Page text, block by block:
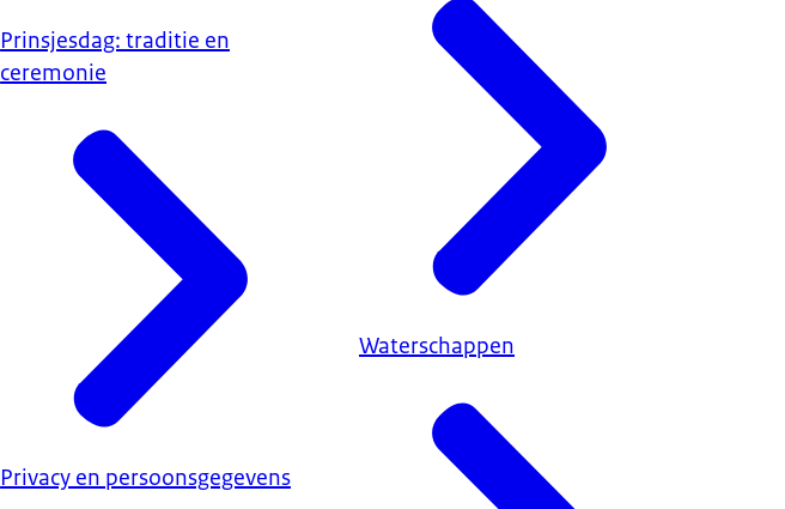
Prinsjesdag: traditie en
ceremonie
Privacy en persoonsgegevens
Waterschappen